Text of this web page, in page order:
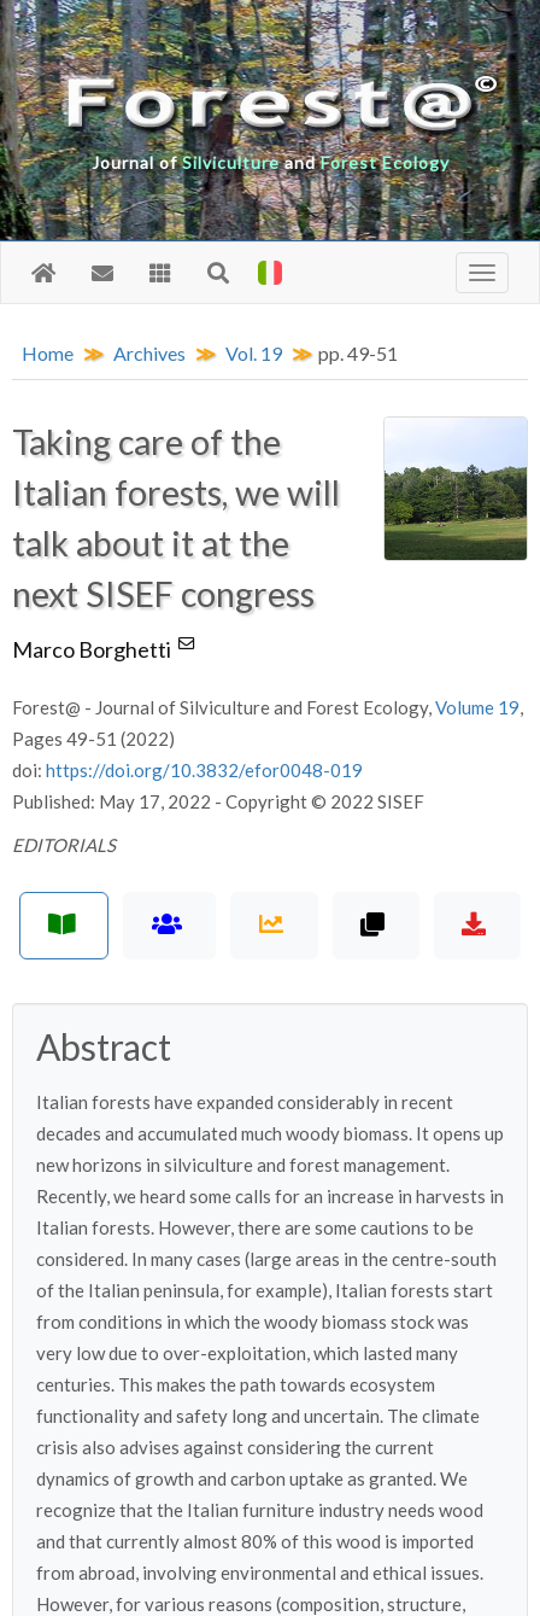
Journal ofSilvicultureandForest Ecology
Home Archives Vol. 19 pp. 49-51
Taking care of the
Italian forests, we will
talk about it at the
next SISEF congress
Marco Borghetti
Forest@ - Journal of Silviculture and Forest Ecology,Volume 19,
Pages 49-51 (2022)
doi: https://doi.org/10.3832/efor0048-019
Published: May 17, 2022 - Copyright © 2022 SISEF
EDITORIALS
Abstract
Italian forests have expanded considerably in recent
decades and accumulated much woody biomass. It opens up
new horizons in silviculture and forest management.
Recently, we heard some calls for an increase in harvests in
Italian forests. However, there are some cautions to be
considered. In many cases (large areas in the centre-south
of the Italian peninsula, for example), Italian forests start
from conditions in which the woody biomass stock was
very low due to over-exploitation, which lasted many
centuries. This makes the path towards ecosystem
functionality and safety long and uncertain. The climate
crisis also advises against considering the current
dynamics of growth and carbon uptake as granted. We
recognize that the Italian furniture industry needs wood
and that currently almost 80% of this wood is imported
from abroad, involving environmental and ethical issues.
However, for various reasons (composition, structure,